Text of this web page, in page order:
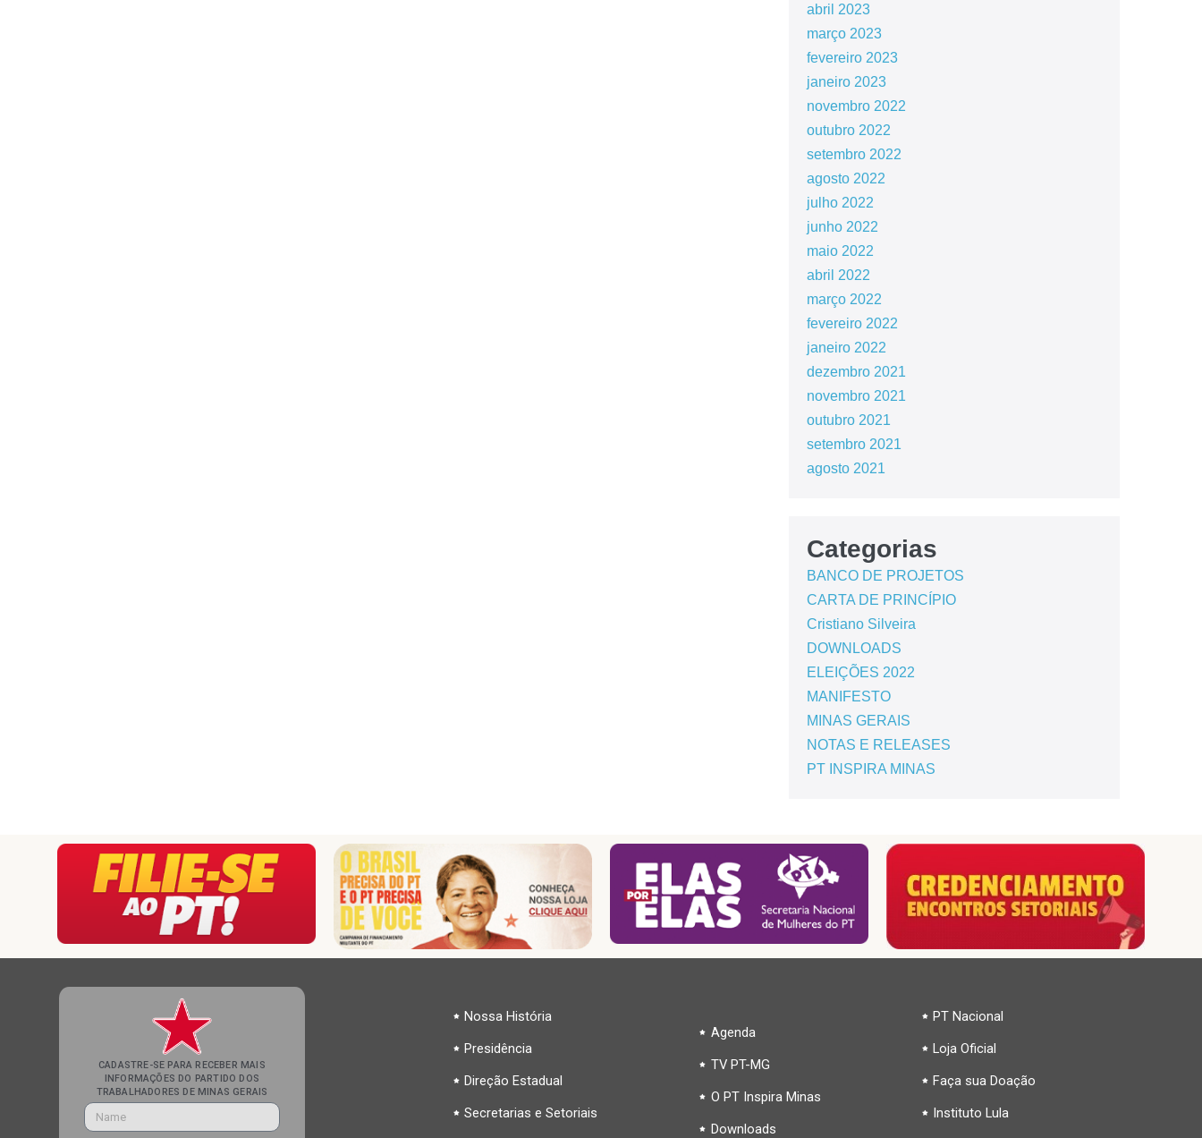
abril 2023
março 2023
fevereiro 2023
janeiro 2023
novembro 2022
outubro 2022
setembro 2022
agosto 2022
julho 2022
junho 2022
maio 2022
abril 2022
março 2022
fevereiro 2022
janeiro 2022
dezembro 2021
novembro 2021
outubro 2021
setembro 2021
agosto 2021
Categorias
BANCO DE PROJETOS
CARTA DE PRINCÍPIO
Cristiano Silveira
DOWNLOADS
ELEIÇÕES 2022
MANIFESTO
MINAS GERAIS
NOTAS E RELEASES
PT INSPIRA MINAS
CADASTRE-SE PARA RECEBER MAIS
INFORMAÇÕES DO PARTIDO DOS
TRABALHADORES DE MINAS GERAIS
Nossa História
Presidência
Direção Estadual
Secretarias e Setoriais
Agenda
TV PT-MG
O PT Inspira Minas
Downloads
PT Nacional
Loja Oficial
Faça sua Doação
Instituto Lula